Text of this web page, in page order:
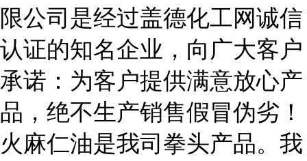
限公司是经过盖德化工网诚信
认证的知名企业，向广大客户
承诺：为客户提供满意放心产
品，绝不生产销售假冒伪劣！
火麻仁油是我司拳头产品。我